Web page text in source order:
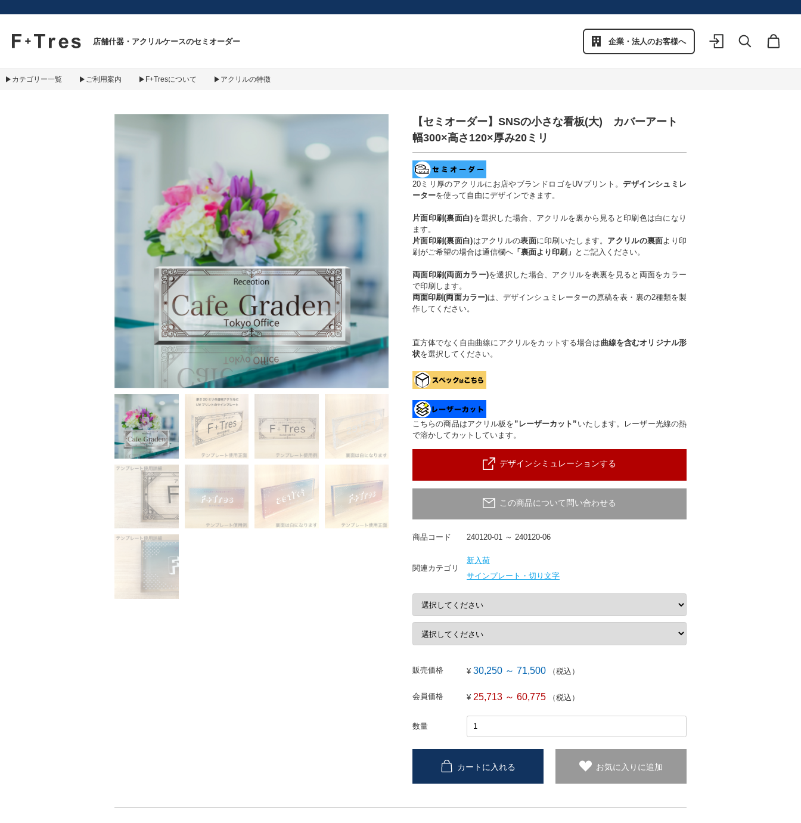
F+Tres｜エフ プラス トレス｜material figure experience
店舗什器・アクリルケースのセミオーダー 企業・法人のお客様へ
カテゴリー一覧 ご利用案内 F+Tresについて アクリルの特徴
【セミオーダー】SNSの小さな看板(大) カバーアート
幅300×高さ120×厚み20ミリ
20ミリ厚のアクリルにお店やブランドロゴをUVプリント。デザインシュミレ
ーターを使って自由にデザインできます。
片面印刷(裏面白)を選択した場合、アクリルを裏から見ると印刷色は白になり
ます。
片面印刷(裏面白)はアクリルの表面に印刷いたします。 アクリルの裏面より印
刷がご希望の場合は通信欄へ 「裏面より印刷」 とご記入ください。
両面印刷(両面カラー)を選択した場合、アクリルを表裏を見ると両面をカラー
で印刷します。
両面印刷(両面カラー)は、デザインシュミレーターの原稿を表・裏の2種類を製
作してください。
直方体でなく自由曲線にアクリルをカットする場合は 曲線を含むオリジナル形
状を選択してください。
こちらの商品はアクリル板を ”レーザーカット” いたします。レーザー光線の熱
で溶かしてカットしています。
デザインシミュレーションする
この商品について問い合わせる
商品コード 240120-01 ～ 240120-06
関連カテゴリ
新入荷
サインプレート・切り文字
販売価格 ¥ 30,250 ～ 71,500 （税込）
会員価格 ¥ 25,713 ～ 60,775 （税込）
数量
カートに入れる お気に入りに追加